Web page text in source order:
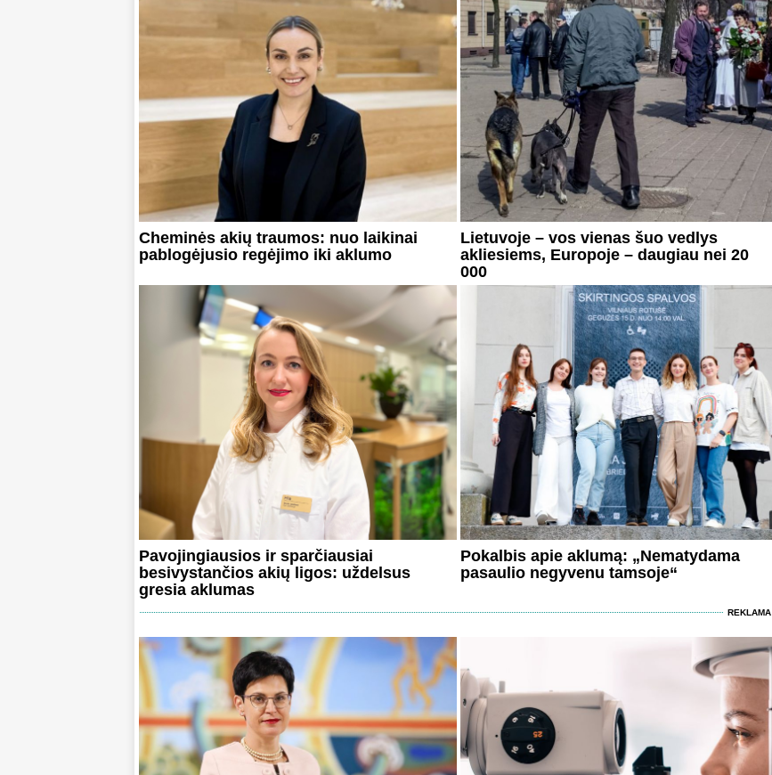
Cheminės akių traumos: nuo laikinai
pablogėjusio regėjimo iki aklumo
Lietuvoje – vos vienas šuo vedlys
akliesiems, Europoje – daugiau nei 20
000
Pavojingiausios ir sparčiausiai
besivystančios akių ligos: uždelsus
gresia aklumas
Pokalbis apie aklumą: „Nematydama
pasaulio negyvenu tamsoje“
REKLAMA